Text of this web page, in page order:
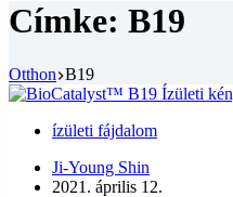
Címke: B19
Otthon B19
ízületi fájdalom
Ji-Young Shin
2021. április 12.